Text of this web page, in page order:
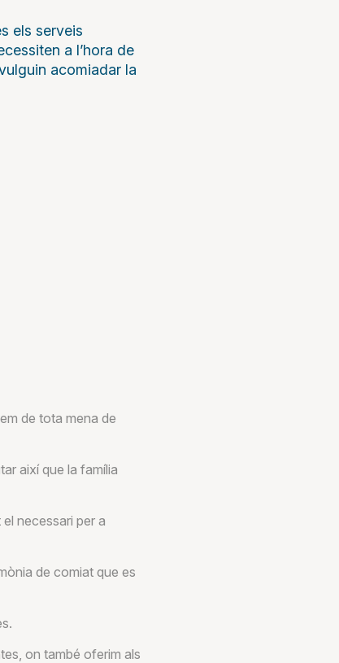
els serveis
a l’hora de
acomiadar la
de tota mena de
així que la família
necessari per a
de comiat que es
on també oferim als